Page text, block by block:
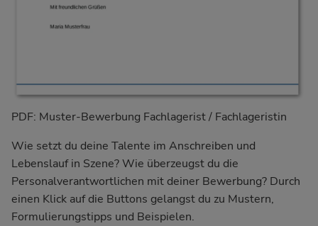
PDF: Muster-Bewerbung Fachlagerist / Fachlageristin
Wie setzt du deine Talente im Anschreiben und
Lebenslauf in Szene? Wie überzeugst du die
Personalverantwortlichen mit deiner Bewerbung? Durch
einen Klick auf die Buttons gelangst du zu Mustern,
Formulierungstipps und Beispielen.